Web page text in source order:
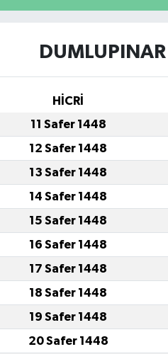
HİCRİ
11 Safer 1448
12 Safer 1448
13 Safer 1448
14 Safer 1448
15 Safer 1448
16 Safer 1448
17 Safer 1448
18 Safer 1448
19 Safer 1448
20 Safer 1448